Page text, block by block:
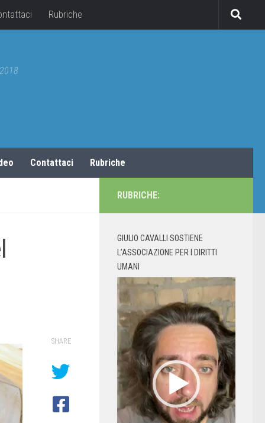
Rubriche
Contattaci Rubriche
SHARE
RUBRICHE:
GIULIO CAVALLI SOSTIENE
L’ASSOCIAZIONE PER I DIRITTI
UMANI
Video
Player